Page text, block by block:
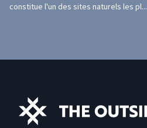
constitue l'un des sites naturels les pl...